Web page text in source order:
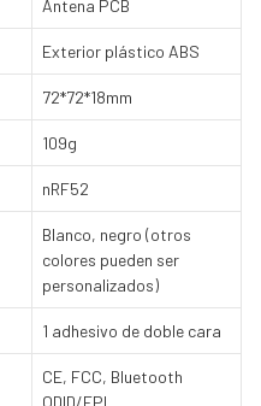
Antena PCB
Exterior plástico ABS
72*72*18mm
109g
nRF52
Blanco, negro (otros
colores pueden ser
personalizados)
1 adhesivo de doble cara
CE, FCC, Bluetooth
QDID/EPL